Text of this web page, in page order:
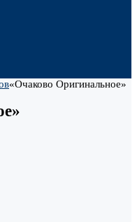
«Очаково Оригинальное»